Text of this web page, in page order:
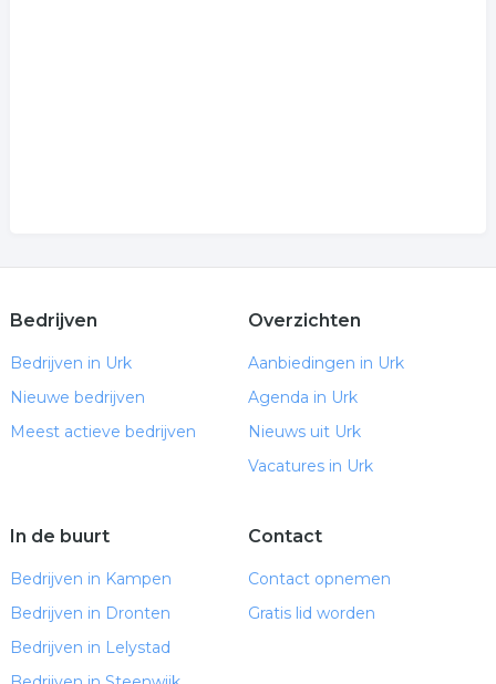
Bedrijven
Bedrijven in Urk
Nieuwe bedrijven
Meest actieve bedrijven
Overzichten
Aanbiedingen in Urk
Agenda in Urk
Nieuws uit Urk
Vacatures in Urk
In de buurt
Bedrijven in Kampen
Bedrijven in Dronten
Bedrijven in Lelystad
Contact
Contact opnemen
Gratis lid worden